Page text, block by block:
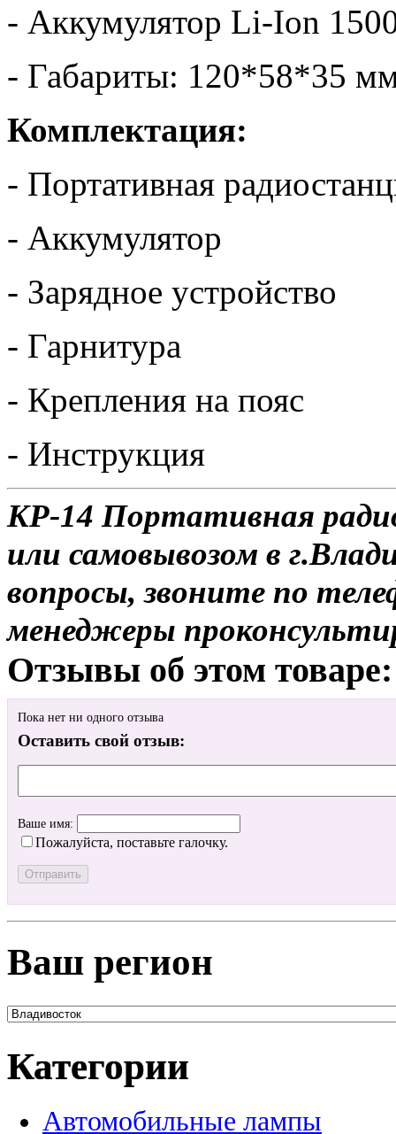
- Аккумулятор Li-Ion
- Габариты: 120*58*35
Комплектация:
- Портативная
- Аккумулятор
- Зарядное устройство
- Гарнитура
- Крепления на пояс
- Инструкция
KP-14 Портативная
или самовывозом в
вопросы, звоните по
менеджеры
Отзывы об этом товаре:
Пока нет ни одного отзыва
Оставить свой отзыв:
Ваше имя:
Пожалуйста, поставьте галочку.
Ваш регион
Категории
Автомобильные лампы